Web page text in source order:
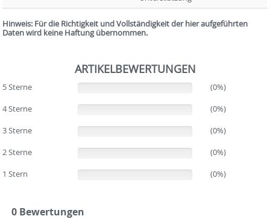
Hinweis: Für die Richtigkeit und Vollständigkeit der hier aufgeführten
Daten wird keine Haftung übernommen.
ARTIKELBEWERTUNGEN
5 Sterne
(0%)
4 Sterne
(0%)
3 Sterne
(0%)
2 Sterne
(0%)
1 Stern
(0%)
0 Bewertungen